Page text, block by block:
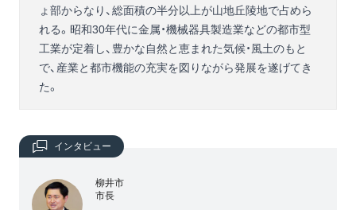
ょ部からなり、総面積の半分以上が山地丘陵地で占めら
れる。昭和30年代に金属・機械器具製造業などの都市型
工業が定着し、豊かな自然と恵まれた気候・風土のもと
で、産業と都市機能の充実を図りながら発展を遂げてき
た。
インタビュー
柳井市
市長